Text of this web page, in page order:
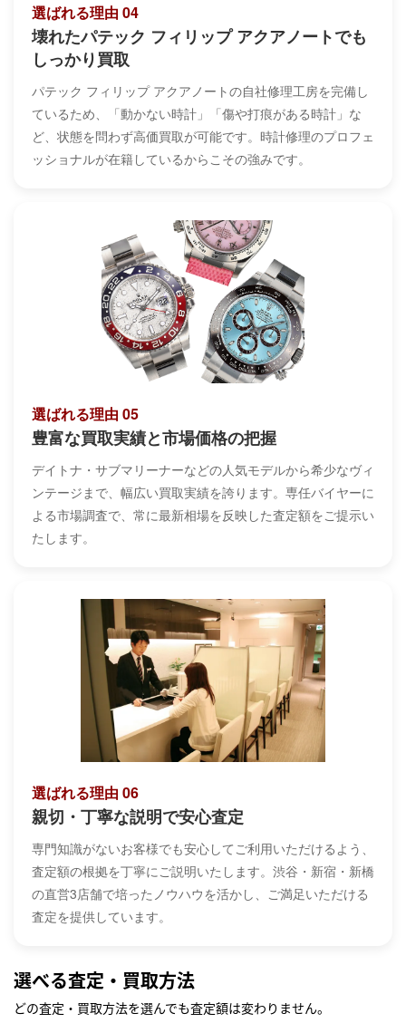
選ばれる理由 04
壊れたパテック フィリップ アクアノートでも
しっかり買取
パテック フィリップ アクアノートの自社修理工房を完備し
ているため、「動かない時計」「傷や打痕がある時計」な
ど、状態を問わず高価買取が可能です。時計修理のプロフェ
ッショナルが在籍しているからこその強みです。
選ばれる理由 05
豊富な買取実績と市場価格の把握
デイトナ・サブマリーナーなどの人気モデルから希少なヴィ
ンテージまで、幅広い買取実績を誇ります。専任バイヤーに
よる市場調査で、常に最新相場を反映した査定額をご提示い
たします。
選ばれる理由 06
親切・丁寧な説明で安心査定
専門知識がないお客様でも安心してご利用いただけるよう、
査定額の根拠を丁寧にご説明いたします。渋谷・新宿・新橋
の直営3店舗で培ったノウハウを活かし、ご満足いただける
査定を提供しています。
選べる査定・買取方法
どの査定・買取方法を選んでも査定額は変わりません。